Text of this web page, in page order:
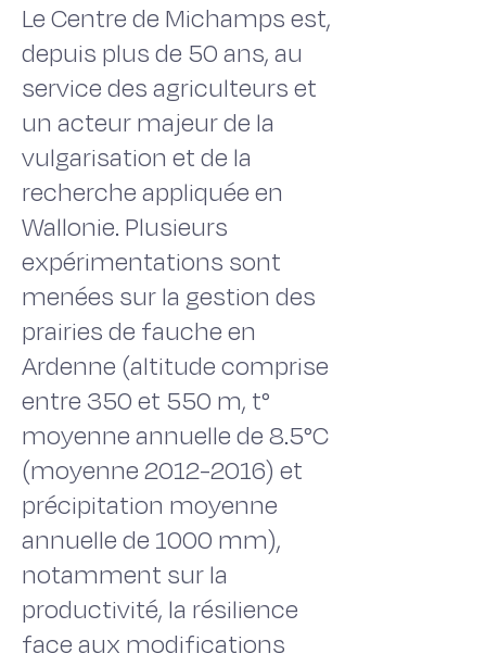
Le Centre de Michamps est,
depuis plus de 50 ans, au
service des agriculteurs et
un acteur majeur de la
vulgarisation et de la
recherche appliquée en
Wallonie. Plusieurs
expérimentations sont
menées sur la gestion des
prairies de fauche en
Ardenne (altitude comprise
entre 350 et 550 m, t°
moyenne annuelle de 8.5°C
(moyenne 2012-2016) et
précipitation moyenne
annuelle de 1000 mm),
notamment sur la
productivité, la résilience
face aux modifications